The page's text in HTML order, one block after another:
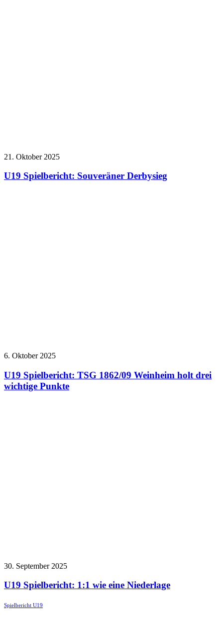
21. Oktober 2025
U19 Spielbericht: Souveräner Derbysieg
6. Oktober 2025
U19 Spielbericht: TSG 1862/09 Weinheim holt drei
wichtige Punkte
30. September 2025
U19 Spielbericht: 1:1 wie eine Niederlage
Spielbericht U19